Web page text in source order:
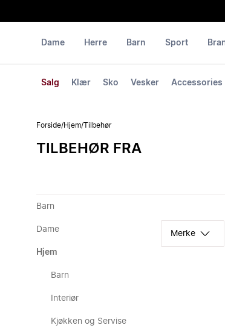
Dame
Salg Klær Sko Vesker Accessories
Herre Barn Sport
Forside/Hjem/Tilbehør
TILBEHØR FRA
Barn
Dame
Hjem
Barn
Interiør
Kjøkken og Servise
Merke